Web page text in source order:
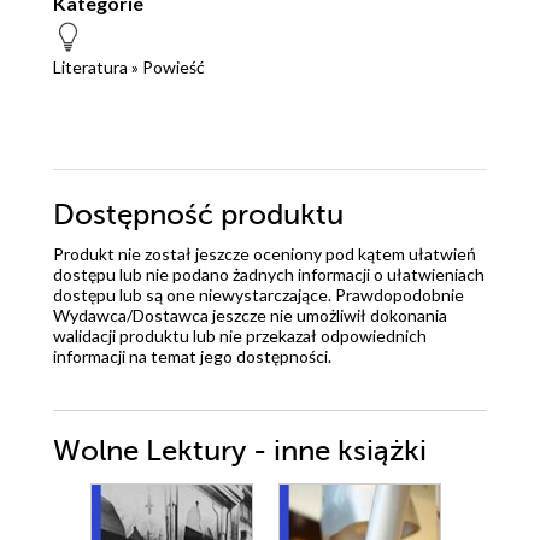
Literatura » Powieść
Dostępność produktu
Produkt nie został jeszcze oceniony pod kątem ułatwień
dostępu lub nie podano żadnych informacji o ułatwieniach
dostępu lub są one niewystarczające. Prawdopodobnie
Wydawca/Dostawca jeszcze nie umożliwił dokonania
walidacji produktu lub nie przekazał odpowiednich
informacji na temat jego dostępności.
Wolne Lektury - inne książki